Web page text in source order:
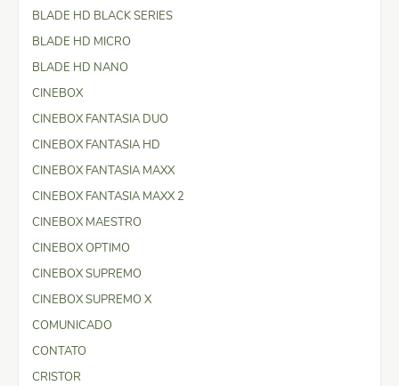
BLADE HD BLACK SERIES
BLADE HD MICRO
BLADE HD NANO
CINEBOX
CINEBOX FANTASIA DUO
CINEBOX FANTASIA HD
CINEBOX FANTASIA MAXX
CINEBOX FANTASIA MAXX 2
CINEBOX MAESTRO
CINEBOX OPTIMO
CINEBOX SUPREMO
CINEBOX SUPREMO X
COMUNICADO
CONTATO
CRISTOR